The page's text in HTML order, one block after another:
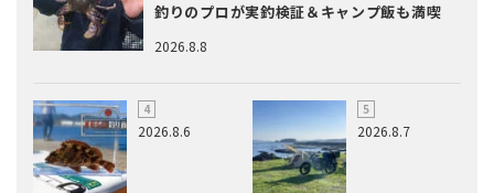
2026.8.8
釣りのプロが実釣検証＆キャンプ飯も満喫
2026.8.6 2026.8.7